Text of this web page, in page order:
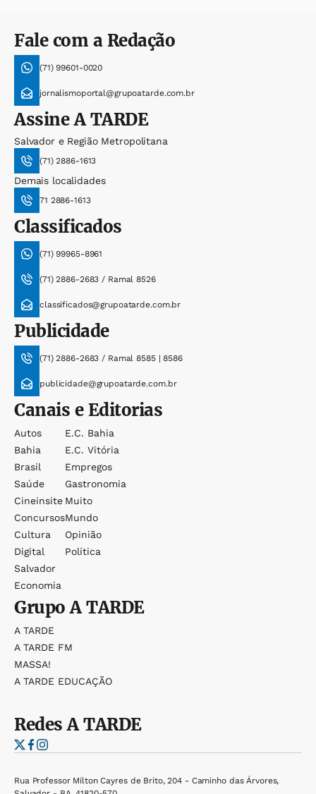
Fale com a Redação
(71) 99601-0020
jornalismoportal@grupoatarde.com.br
AssineA TARDE
Salvador e Região Metropolitana
(71) 2886-1613
Demais localidades
71 2886-1613
Classificados
(71) 99965-8961
(71) 2886-2683 / Ramal 8526
classificados@grupoatarde.com.br
Publicidade
(71) 2886-2683 / Ramal 8585 | 8586
publicidade@grupoatarde.com.br
Canais e Editorias
Autos
Bahia
Brasil
Saúde
Cineinsite
Concursos
Cultura
Digital
Salvador
Economia
E.c. Bahia
E.c. Vitória
Empregos
Gastronomia
Muito
Mundo
Opinião
Política
GrupoA TARDE
A TARDE
A TARDE FM
MASSA!
A TARDE EDUCAÇÃO
RedesA TARDE
Rua Professor Milton Cayres de Brito, 204 - Caminho das Árvores,